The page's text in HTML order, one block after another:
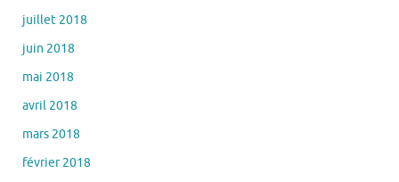
juillet 2018
juin 2018
mai 2018
avril 2018
mars 2018
février 2018